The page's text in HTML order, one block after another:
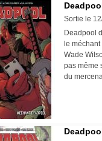
Sortie le
Deadpool
le
Wade
pas même
du